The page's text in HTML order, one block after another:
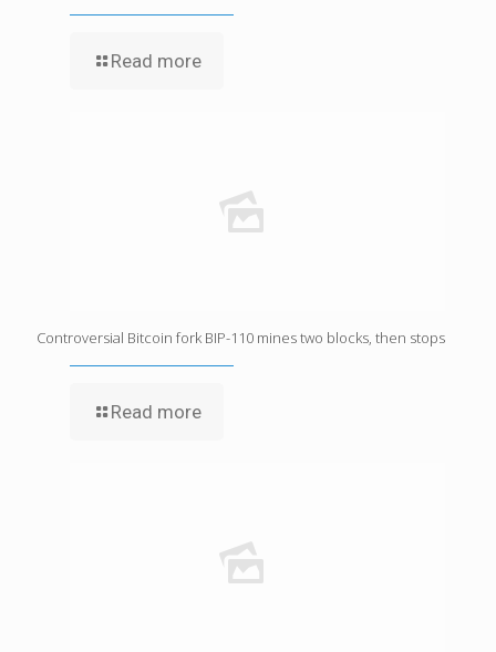
Read more
Controversial Bitcoin fork BIP-110 mines two blocks, then stops
Read more